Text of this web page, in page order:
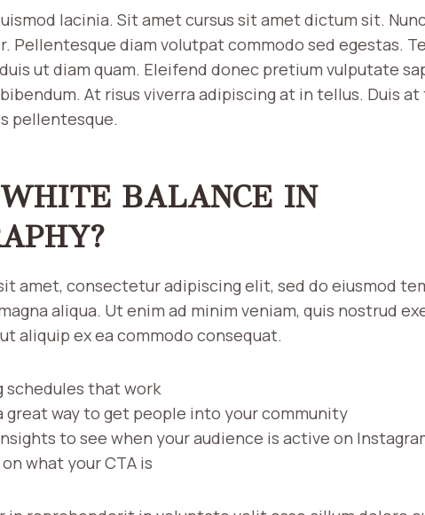
lacinia. Sit amet cursus sit amet dictum sit.
Pellentesque diam volutpat commodo sed egestas.
ut diam quam. Eleifend donec pretium vulputate
At risus viverra adipiscing at in tellus. Duis
pellentesque.
BALANCE IN
amet, consectetur adipiscing elit, sed do eiusmod
aliqua. Ut enim ad minim veniam, quis nostrud
aliquip ex ea commodo consequat.
schedules that work
great way to get people into your community
to see when your audience is active on
what your CTA is